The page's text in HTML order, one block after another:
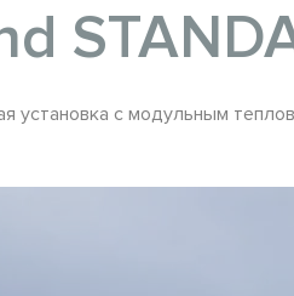
установка с модульным